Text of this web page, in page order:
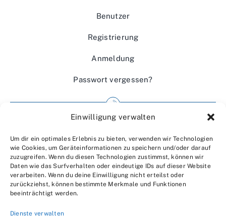
Einwilligung verwalten
Um dir ein optimales Erlebnis zu bieten, verwenden wir Technologien
wie Cookies, um Geräteinformationen zu speichern und/oder darauf
zuzugreifen. Wenn du diesen Technologien zustimmst, können wir
Daten wie das Surfverhalten oder eindeutige IDs auf dieser Website
verarbeiten. Wenn du deine Einwilligung nicht erteilst oder
zurückziehst, können bestimmte Merkmale und Funktionen
beeinträchtigt werden.
Dienste verwalten
Benutzer
Registrierung
Anmeldung
Passwort vergessen?
Wir über uns
Kontakt
Datenschutzerklärung